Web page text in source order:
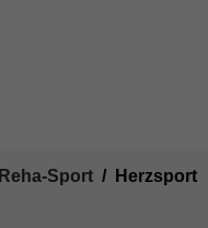
Reha-Sport Herzsport